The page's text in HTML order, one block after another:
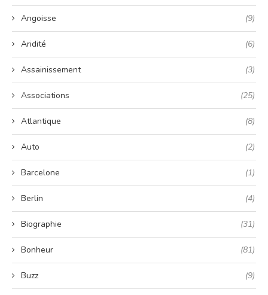
Angoisse (9)
Aridité (6)
Assainissement (3)
Associations (25)
Atlantique (8)
Auto (2)
Barcelone (1)
Berlin (4)
Biographie (31)
Bonheur (81)
Buzz (9)